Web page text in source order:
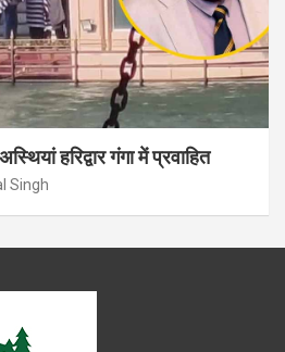
हरिद्वार गंगा में प्रवाहित
Singh